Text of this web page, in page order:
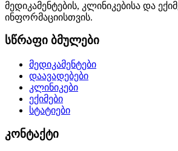
მედიკამენტების, კლინიკებისა და
ინფორმაციისთვის.
სწრაფი ბმულები
მედიკამენტები
დაავადებები
კლინიკები
ექიმები
სტატიები
კონტაქტი